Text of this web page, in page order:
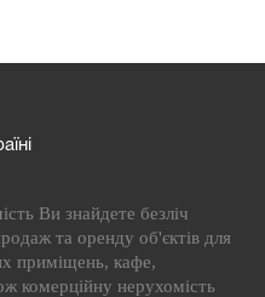
Ви знайдете безліч
та оренду об'єктів для
приміщень, кафе,
комерційну нерухомість